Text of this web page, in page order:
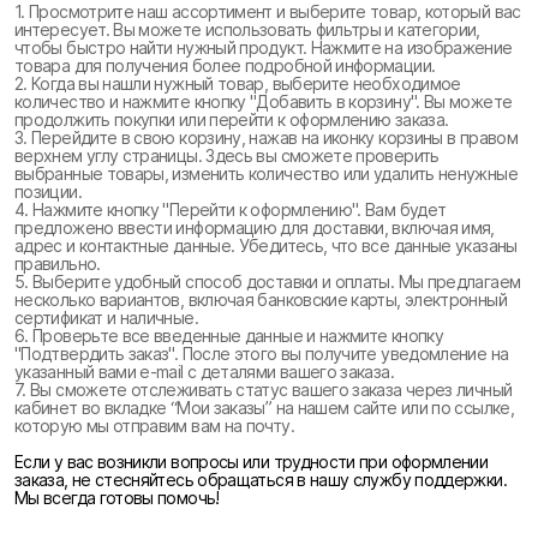
1. Просмотрите наш ассортимент и выберите товар, который вас
интересует. Вы можете использовать фильтры и категории,
чтобы быстро найти нужный продукт. Нажмите на изображение
товара для получения более подробной информации.
2. Когда вы нашли нужный товар, выберите необходимое
количество и нажмите кнопку "Добавить в корзину". Вы можете
продолжить покупки или перейти к оформлению заказа.
3. Перейдите в свою корзину, нажав на иконку корзины в правом
верхнем углу страницы. Здесь вы сможете проверить
выбранные товары, изменить количество или удалить ненужные
позиции.
4. Нажмите кнопку "Перейти к оформлению". Вам будет
предложено ввести информацию для доставки, включая имя,
адрес и контактные данные. Убедитесь, что все данные указаны
правильно.
5. Выберите удобный способ доставки и оплаты. Мы предлагаем
несколько вариантов, включая банковские карты, электронный
сертификат и наличные.
6. Проверьте все введенные данные и нажмите кнопку
"Подтвердить заказ". После этого вы получите уведомление на
указанный вами e-mail с деталями вашего заказа.
7. Вы сможете отслеживать статус вашего заказа через личный
кабинет во вкладке “Мои заказы” на нашем сайте или по ссылке,
которую мы отправим вам на почту.
Если у вас возникли вопросы или трудности при оформлении
заказа, не стесняйтесь обращаться в нашу службу поддержки.
Мы всегда готовы помочь!